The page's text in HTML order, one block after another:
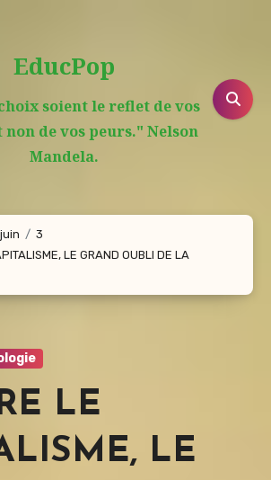
EducPop
soient le reflet de vos
non de vos peurs." Nelson
Mandela.
juin
3
LE GRAND OUBLI DE LA
LE
LE